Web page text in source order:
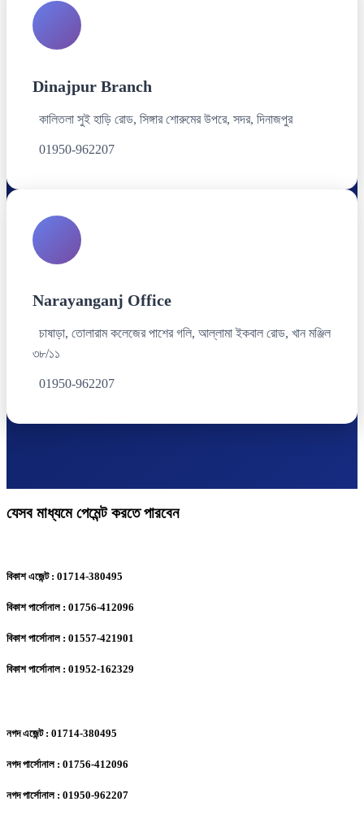
Dinajpur Branch
কালিতলা সুই হাড়ি রোড, সিঙ্গার শোরুমের উপরে, সদর, দিনাজপুর
01950-962207
Narayanganj Office
চাষাড়া, তোলারাম কলেজের পাশের গলি, আল্লামা ইকবাল রোড, খান মঞ্জিল
৩৮/১১
01950-962207
যেসব মাধ্যমে পেমেন্ট করতে পারবেন
বিকাশ এজেন্ট : 01714-380495
বিকাশ পার্সোনাল : 01756-412096
বিকাশ পার্সোনাল : 01557-421901
বিকাশ পার্সোনাল : 01952-162329
নগদ এজেন্ট : 01714-380495
নগদ পার্সোনাল : 01756-412096
নগদ পার্সোনাল : 01950-962207